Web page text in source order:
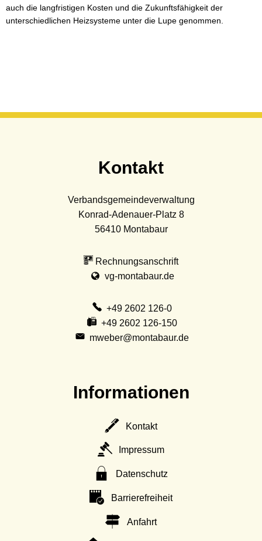
auch die langfristigen Kosten und die Zukunftsfähigkeit der
unterschiedlichen Heizsysteme unter die Lupe genommen.
Kontakt
Verbandsgemeindeverwaltung
Konrad-Adenauer-Platz 8
56410 Montabaur
Rechnungsanschrift
vg-montabaur.de
+49 2602 126-0
+49 2602 126-150
mweber@montabaur.de
Informationen
Kontakt
Impressum
Datenschutz
Barrierefreiheit
Anfahrt